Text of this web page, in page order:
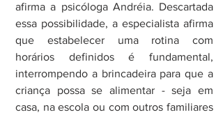
afirma a psicóloga Andréia. Descartada
essa possibilidade, a especialista afirma
que estabelecer uma rotina com
horários definidos é fundamental,
interrompendo a brincadeira para que a
criança possa se alimentar - seja em
casa, na escola ou com outros familiares